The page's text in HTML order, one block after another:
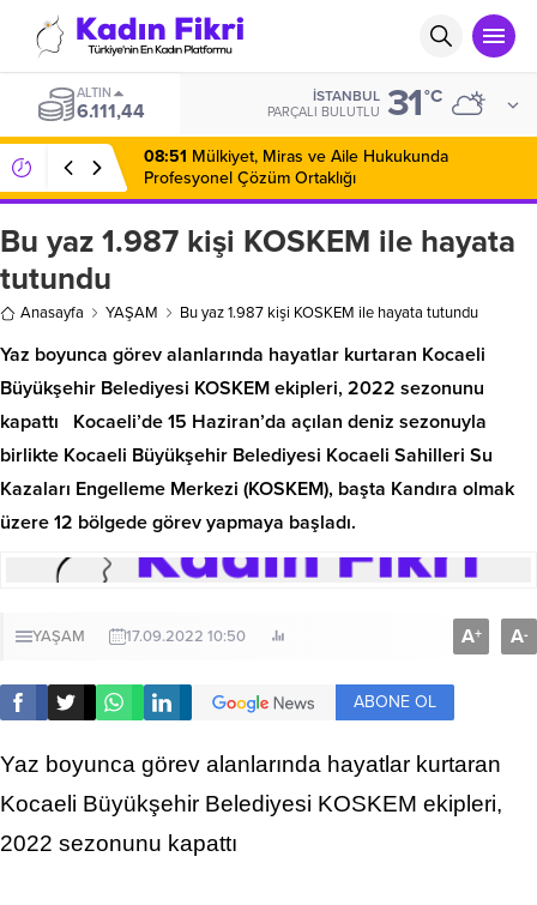
ALTIN
6.111,44
İSTANBUL
PARÇALI BULUTLU 31°C
08:51 Mülkiyet, Miras ve Aile Hukukunda
Profesyonel Çözüm Ortaklığı
Bu yaz 1.987 kişi KOSKEM ile hayata
tutundu
Anasayfa YAŞAM Bu yaz 1.987 kişi KOSKEM ile hayata tutundu
Yaz boyunca görev alanlarında hayatlar kurtaran Kocaeli
Büyükşehir Belediyesi KOSKEM ekipleri, 2022 sezonunu
kapattı Kocaeli’de 15 Haziran’da açılan deniz sezonuyla
birlikte Kocaeli Büyükşehir Belediyesi Kocaeli Sahilleri Su
Kazaları Engelleme Merkezi (KOSKEM), başta Kandıra olmak
üzere 12 bölgede görev yapmaya başladı.
YAŞAM 17.09.2022 10:50 A+ A-
ABONE OL
Yaz boyunca görev alanlarında hayatlar kurtaran
Kocaeli Büyükşehir Belediyesi KOSKEM ekipleri,
2022 sezonunu kapattı